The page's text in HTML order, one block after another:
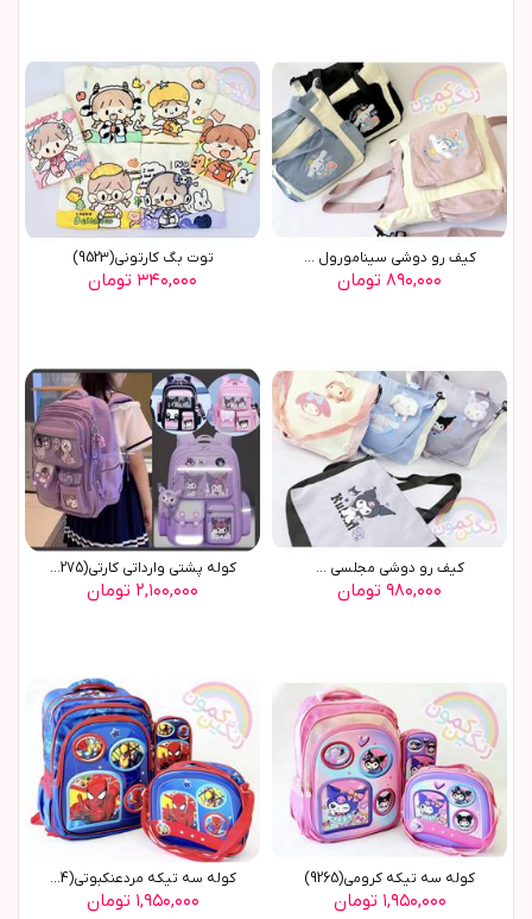
کیف رو دوشی سینامورول ...
۸۹۰,۰۰۰ تومان
توت بگ کارتوني(9523)
۳۴۰,۰۰۰ تومان
کيف رو دوشي مجلسي ...
۹۸۰,۰۰۰ تومان
کوله پشتي وارداتي کارتي(9275)
۲,۱۰۰,۰۰۰ تومان
کوله سه تيکه کرومي(9265)
۱,۹۵۰,۰۰۰ تومان
کوله سه تيکه مردعنکبوتي(9264)
۱,۹۵۰,۰۰۰ تومان